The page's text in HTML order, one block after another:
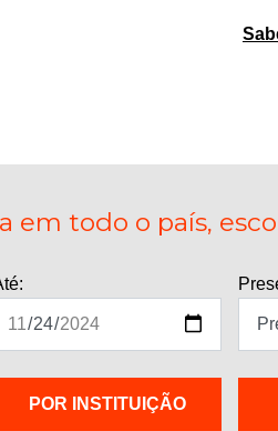
em todo o país,
POR INSTITUIÇÃO